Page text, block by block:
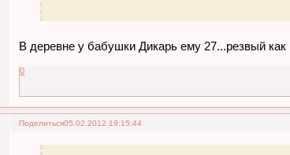
В деревне у бабушки Дикарь ему 27...резвый
0
Поделиться05.02.2012 19:15:44